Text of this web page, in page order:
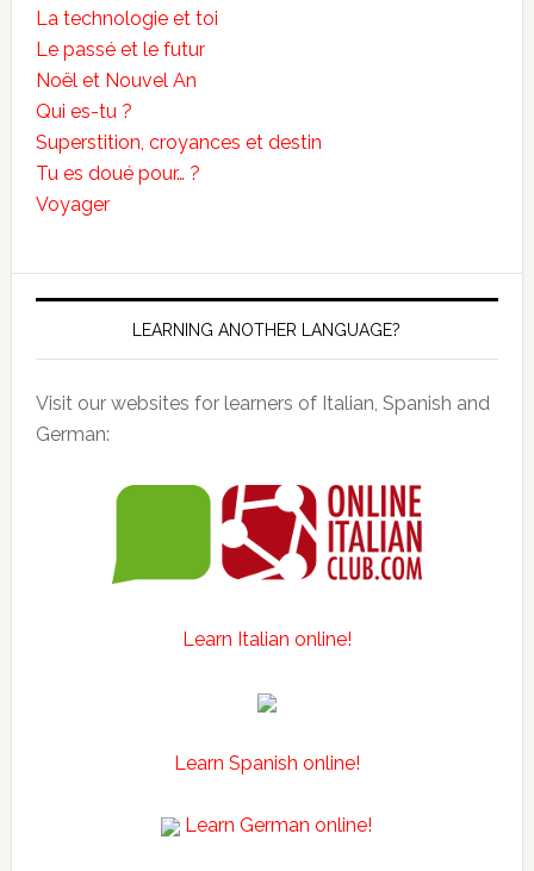
La technologie et toi
Le passé et le futur
Noël et Nouvel An
Qui es-tu ?
Superstition, croyances et destin
Tu es doué pour… ?
Voyager
LEARNING ANOTHER LANGUAGE?
Visit our websites for learners of Italian, Spanish and
German:
Learn Italian online!
Learn Spanish online!
Learn German online!